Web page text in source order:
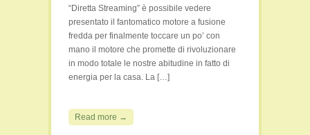
“Diretta Streaming” è possibile vedere
presentato il fantomatico motore a fusione
fredda per finalmente toccare un po’ con
mano il motore che promette di rivoluzionare
in modo totale le nostre abitudine in fatto di
energia per la casa. La […]
Read more →